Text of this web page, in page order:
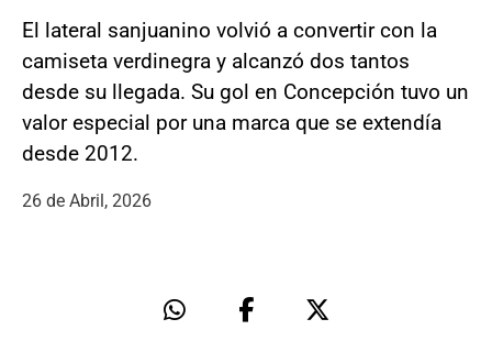
El lateral sanjuanino volvió a convertir con la
camiseta verdinegra y alcanzó dos tantos
desde su llegada. Su gol en Concepción tuvo un
valor especial por una marca que se extendía
desde 2012.
26 de Abril, 2026